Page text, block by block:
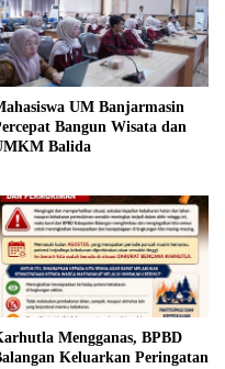
UM Banjarmasin
Bangun Wisata dan
Balida
Mengganas, BPBD
Keluarkan Peringatan